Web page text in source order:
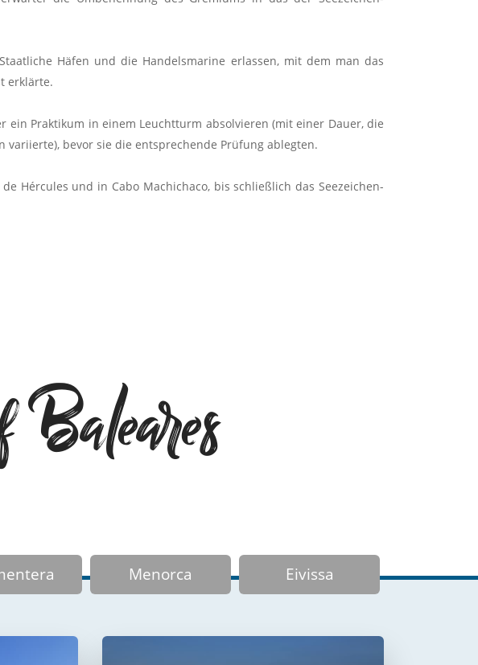
Häfen und die Handelsmarine erlassen, mit dem man das
erklärte.
ein Praktikum in einem Leuchtturm absolvieren (mit einer Dauer, die
variierte), bevor sie die entsprechende Prüfung ablegten.
Hércules und in Cabo Machichaco, bis schließlich das Seezeichen-
Menorca Eivissa